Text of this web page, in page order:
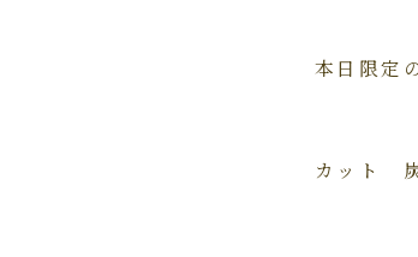
本日限定
カット